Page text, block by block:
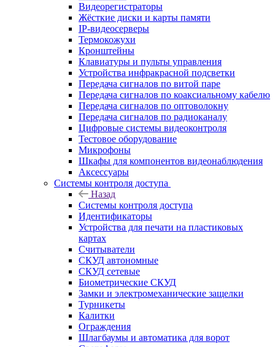
Видеорегистраторы
Жёсткие диски и карты памяти
IP-видеосерверы
Термокожухи
Кронштейны
Клавиатуры и пульты управления
Устройства инфракрасной подсветки
Передача сигналов по витой паре
Передача сигналов по коаксиальному кабелю
Передача сигналов по оптоволокну
Передача сигналов по радиоканалу
Цифровые системы видеоконтроля
Тестовое оборудование
Микрофоны
Шкафы для компонентов видеонаблюдения
Аксессуары
Системы контроля доступа
Назад
Системы контроля доступа
Идентификаторы
Устройства для печати на пластиковых
картах
Считыватели
СКУД автономные
СКУД сетевые
Биометрические СКУД
Замки и электромеханические защелки
Турникеты
Калитки
Ограждения
Шлагбаумы и автоматика для ворот